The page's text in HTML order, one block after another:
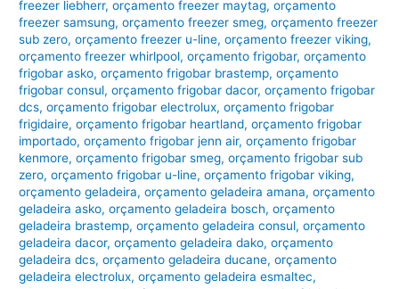
freezer liebherr,orçamento freezer maytag,orçamento
freezer samsung,orçamento freezer smeg,orçamento freezer
sub zero,orçamento freezer u-line,orçamento freezer viking,
orçamento freezer whirlpool,orçamento frigobar,orçamento
frigobar asko,orçamento frigobar brastemp,orçamento
frigobar consul,orçamento frigobar dacor,orçamento frigobar
dcs,orçamento frigobar electrolux,orçamento frigobar
frigidaire,orçamento frigobar heartland,orçamento frigobar
importado,orçamento frigobar jenn air,orçamento frigobar
kenmore,orçamento frigobar smeg,orçamento frigobar sub
zero,orçamento frigobar u-line,orçamento frigobar viking,
orçamento geladeira,orçamento geladeira amana,orçamento
geladeira asko,orçamento geladeira bosch,orçamento
geladeira brastemp,orçamento geladeira consul,orçamento
geladeira dacor,orçamento geladeira dako,orçamento
geladeira dcs,orçamento geladeira ducane,orçamento
geladeira electrolux,orçamento geladeira esmaltec,